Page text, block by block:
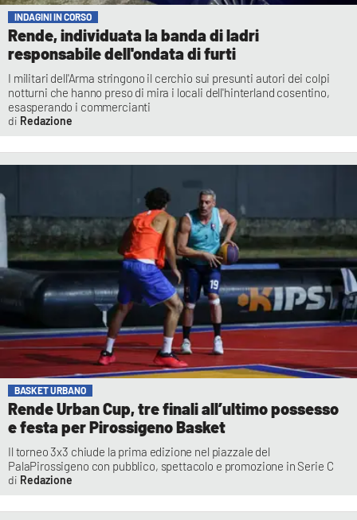
INDAGINI IN CORSO
Rende, individuata la banda di ladri
responsabile dell'ondata di furti
I militari dell'Arma stringono il cerchio sui presunti autori dei colpi
notturni che hanno preso di mira i locali dell'hinterland cosentino,
esasperando i commercianti
Redazione
BASKET URBANO
Rende Urban Cup, tre finali all’ultimo possesso
e festa per Pirossigeno Basket
Il torneo 3x3 chiude la prima edizione nel piazzale del
PalaPirossigeno con pubblico, spettacolo e promozione in Serie C
Redazione